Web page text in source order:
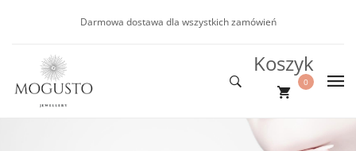
Darmowa dostawa dla wszystkich zamówień
Koszyk
0
Nie ma produktów w koszyku.